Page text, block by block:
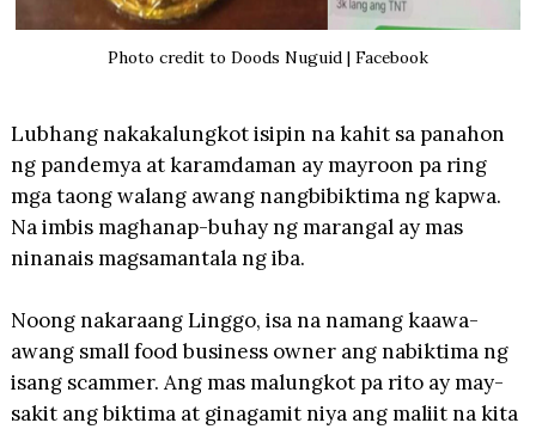
Photo credit to Doods Nuguid | Facebook
Lubhang nakakalungkot isipin na kahit sa panahon
ng pandemya at karamdaman ay mayroon pa ring
mga taong walang awang nangbibiktima ng kapwa.
Na imbis maghanap-buhay ng marangal ay mas
ninanais magsamantala ng iba.
Noong nakaraang Linggo, isa na namang kaawa-
awang small food business owner ang nabiktima ng
isang scammer. Ang mas malungkot pa rito ay may-
sakit ang biktima at ginagamit niya ang maliit na kita